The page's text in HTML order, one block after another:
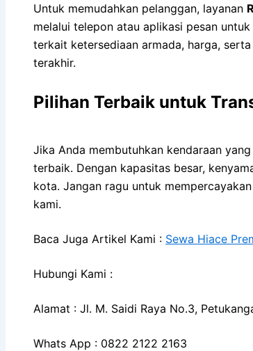
Untuk memudahkan pelanggan, layanan
melalui telepon atau aplikasi pesan
terkait ketersediaan armada, harga,
terakhir.
Pilihan Terbaik untuk
Jika Anda membutuhkan kendaraan
terbaik. Dengan kapasitas besar,
kota. Jangan ragu untuk
kami.
Baca Juga Artikel Kami : Sewa Hiace
Hubungi Kami :
Alamat : Jl. M. Saidi Raya No.3,
Whats App : 0822 2122 2163